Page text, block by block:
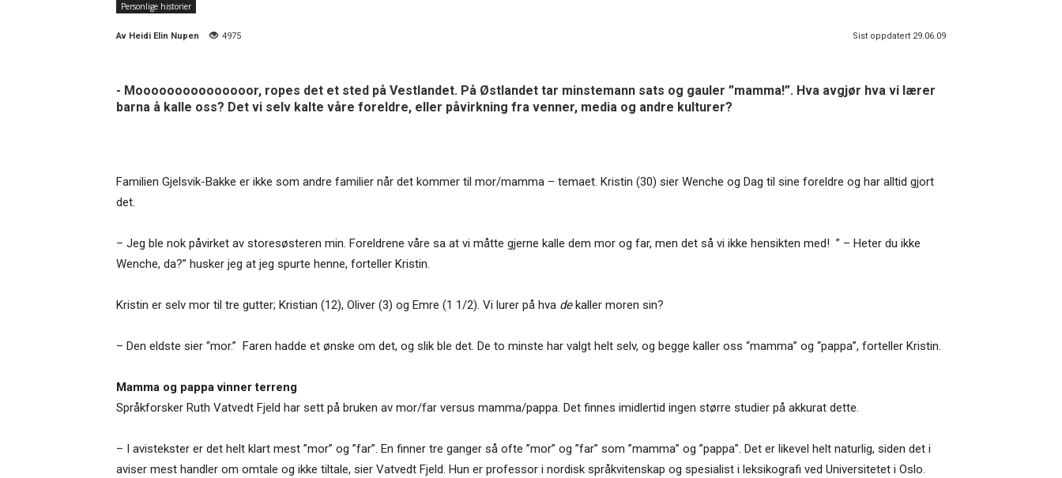
Personlige historier
Av Heidi Elin Nupen 4975 Sist oppdatert 29.06.09
- Mooooooooooooooor, ropes det et sted på Vestlandet. På Østlandet tar minstemann sats og gauler ”mamma!”. Hva avgjør hva vi lærer
barna å kalle oss? Det vi selv kalte våre foreldre, eller påvirkning fra venner, media og andre kulturer?
Familien Gjelsvik-Bakke er ikke som andre familier når det kommer til mor/mamma – temaet. Kristin (30) sier Wenche og Dag til sine foreldre og har alltid gjort
det.
– Jeg ble nok påvirket av storesøsteren min. Foreldrene våre sa at vi måtte gjerne kalle dem mor og far, men det så vi ikke hensikten med! ” – Heter du ikke
Wenche, da?” husker jeg at jeg spurte henne, forteller Kristin.
Kristin er selv mor til tre gutter; Kristian (12), Oliver (3) og Emre (1 1/2). Vi lurer på hva dekaller moren sin?
– Den eldste sier “mor.” Faren hadde et ønske om det, og slik ble det. De to minste har valgt helt selv, og begge kaller oss “mamma” og “pappa”, forteller Kristin.
Mamma og pappa vinner terreng
Språkforsker Ruth Vatvedt Fjeld har sett på bruken av mor/far versus mamma/pappa. Det finnes imidlertid ingen større studier på akkurat dette.
– I avistekster er det helt klart mest ”mor” og ”far”. En finner tre ganger så ofte ”mor” og ”far” som ”mamma” og ”pappa”. Det er likevel helt naturlig, siden det i
aviser mest handler om omtale og ikke tiltale, sier Vatvedt Fjeld. Hun er professor i nordisk språkvitenskap og spesialist i leksikografi ved Universitetet i Oslo.